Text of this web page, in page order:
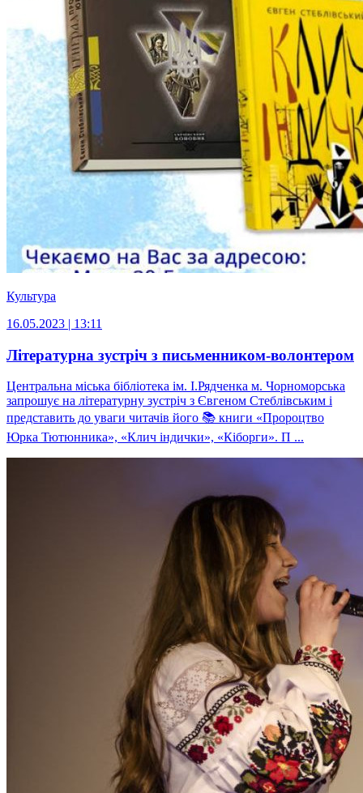
Культура
16.05.2023 | 13:11
Літературна зустріч з письменником-волонтером
Центральна міська бібліотека ім. І.Рядченка м. Чорноморська
запрошує на літературну зустріч з Євгеном Стеблівським і
представить до уваги читачів його 📚 книги «Пророцтво
Юрка Тютюнника», «Клич індички», «Кіборги». П ...